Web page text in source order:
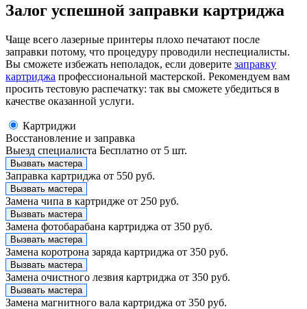
Залог успешной заправки картриджа
Чаще всего лазерные принтеры плохо печатают после
заправки потому, что процедуру проводили неспециалисты.
Вы сможете избежать неполадок, если доверите заправку
картриджа профессиональной мастерской. Рекомендуем вам
просить тестовую распечатку: так вы сможете убедиться в
качестве оказанной услуги.
Картриджи
Восстановление и заправка
Выезд специалиста Бесплатно от 5 шт.
Вызвать мастера
Заправка картриджа от 550 руб.
Вызвать мастера
Замена чипа в картридже от 250 руб.
Вызвать мастера
Замена фотобарабана картриджа от 350 руб.
Вызвать мастера
Замена коротрона заряда картриджа от 350 руб.
Вызвать мастера
Замена очистного лезвия картриджа от 350 руб.
Вызвать мастера
Замена магнитного вала картриджа от 350 руб.